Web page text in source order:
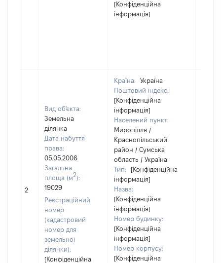
[Конфіденційна
інформація]
2
Вид об'єкта:
Земельна
ділянка
Дата набуття
права:
05.05.2006
Загальна
площа (м2):
19029
Реєстраційний
номер
(кадастровий
номер для
земельної
ділянки):
[Конфіденційна
Країна:
Україна
Поштовий індекс:
[Конфіденційна
інформація]
Населений пункт:
Миропілля /
Краснопільський
район / Сумська
область / Україна
Тип:
[Конфіденційна
інформація]
Назва:
[Конфіденційна
інформація]
Номер будинку:
[Конфіденційна
інформація]
Номер корпусу:
[Конфіденційна